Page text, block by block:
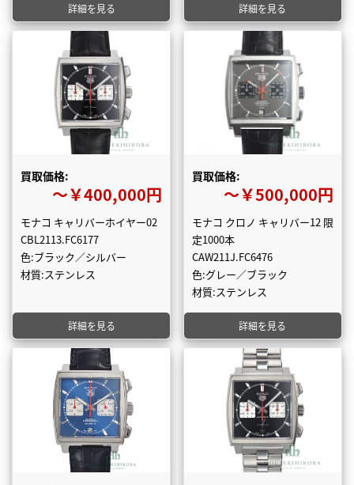
詳細を見る 詳細を見る
買取価格:
〜￥400,000円
モナコ キャリバーホイヤー02
CBL2113.FC6177
色:ブラック／シルバー
材質:ステンレス
詳細を見る
買取価格:
〜￥500,000円
モナコ クロノ キャリバー12 限
定1000本
CAW211J.FC6476
色:グレー／ブラック
材質:ステンレス
詳細を見る